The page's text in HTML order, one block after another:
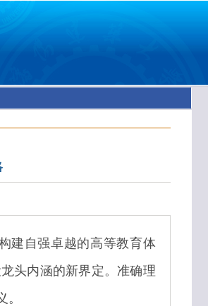
建自强卓越的高等教育体
头内涵的新界定。准确理